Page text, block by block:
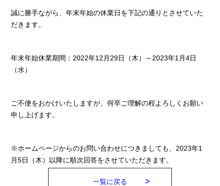
誠に勝手ながら、年末年始の休業日を下記の通りとさせていた
だきます。
年末年始休業期間：2022年12月29日（木）～2023年1月4日
（水）
ご不便をおかけいたしますが、何卒ご理解の程よろしくお願い
申し上げます。
※ホームページからのお問い合わせにつきましても、2023年1
月5日（木）以降に順次回答をさせていただきます。
一覧に戻る